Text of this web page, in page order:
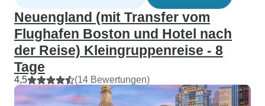
Neuengland (mit Transfer vom
Flughafen Boston und Hotel nach
der Reise) Kleingruppenreise - 8
Tage
4,5 (14 Bewertungen)